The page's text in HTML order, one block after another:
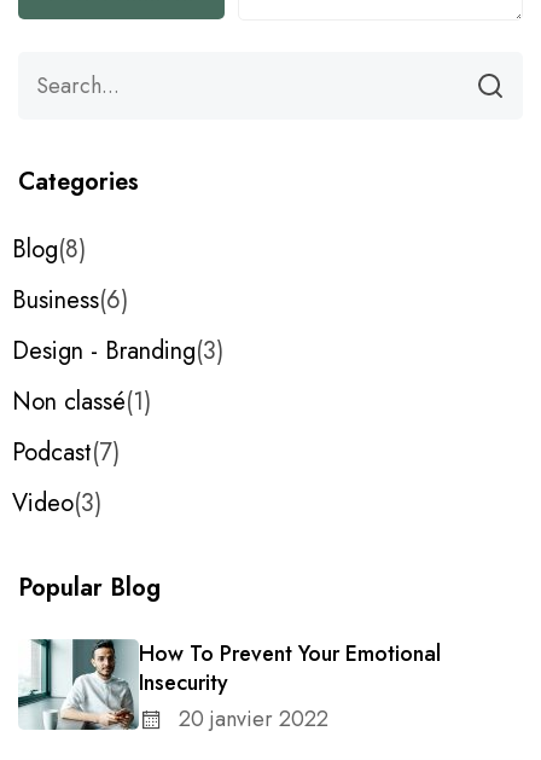
Categories
Blog 8
Business 6
Design - Branding 3
Non classé 1
Podcast 7
Video 3
Popular Blog
How To Prevent Your Emotional
Insecurity
20 janvier 2022